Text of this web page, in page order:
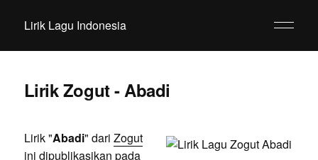
Lirik Lagu Indonesia
Lirik Zogut - Abadi
Lirik "Abadi" dari Zogut
ini dipublikasikan pada